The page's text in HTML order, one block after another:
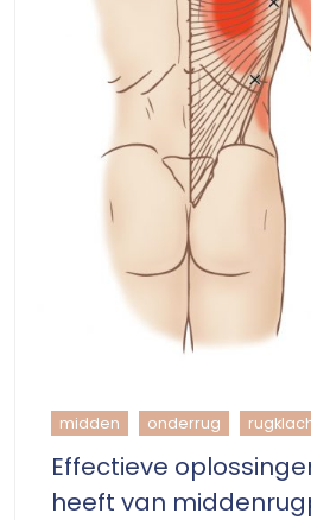
midden onderrug
Effectieve
heeft van